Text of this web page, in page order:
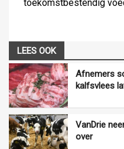
toekomstbestendig
LEES OOK
Afnemers
kalfsvlees
VanDrie
over